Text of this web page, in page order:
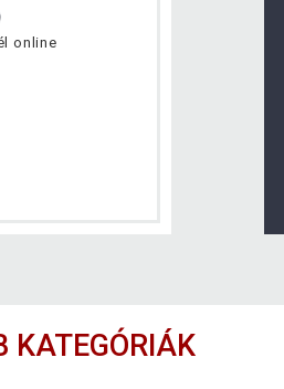
online
KATEGÓRIÁK